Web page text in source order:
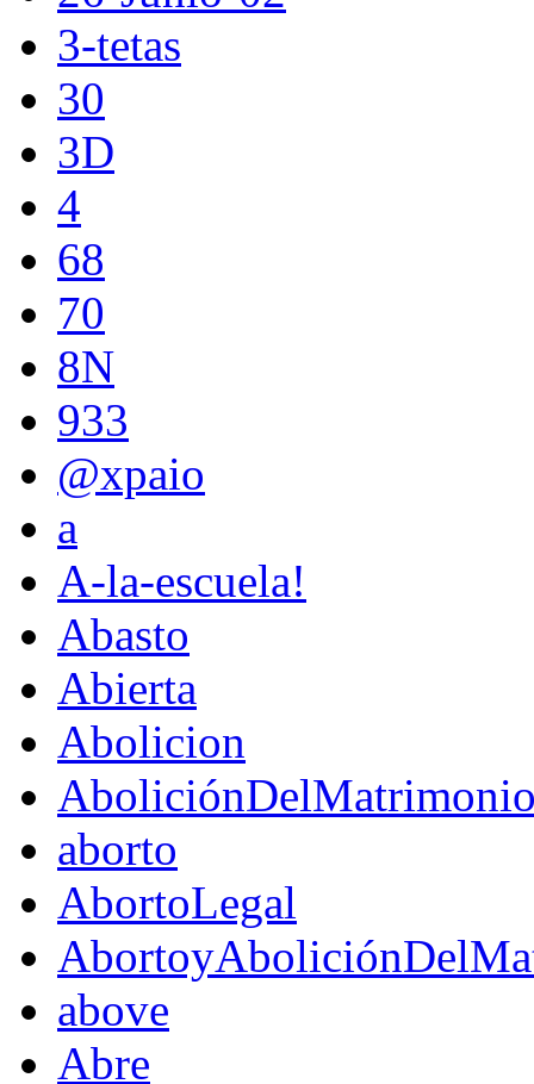
3-tetas
30
3D
4
68
70
8N
933
@xpaio
a
A-la-escuela!
Abasto
Abierta
Abolicion
aborto
AbortoLegal
above
Abre